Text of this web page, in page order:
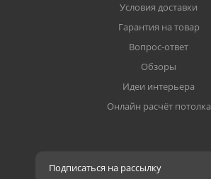
Условия доставки
Гарантия на товар
Вопрос-ответ
Обзоры
Идеи интерьера
Онлайн расчёт потолка
Подписаться на рассылку